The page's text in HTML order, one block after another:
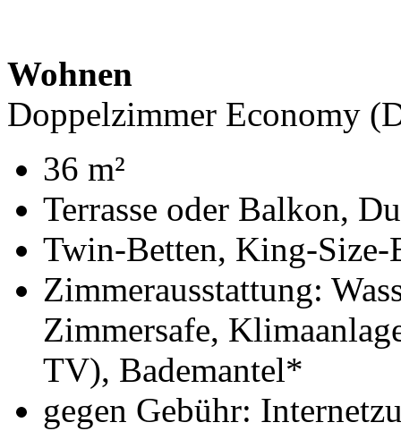
Wohnen
Doppelzimmer Economy
36 m²
Terrasse oder Balkon,
Twin-Betten, King-Size-
Zimmerausstattung:
Zimmersafe,
TV), Bademantel*
gegen Gebühr: